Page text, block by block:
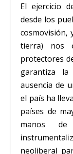
El ejercicio
desde los
cosmovisión,
tierra) nos
protectores
garantiza
ausencia de
el país ha
países de
manos
neoliberal